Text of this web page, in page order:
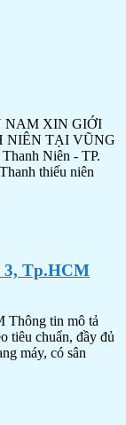
NAM XIN GIỚI
NIÊN TẠI VŨNG
Niên - TP.
thiếu niên
3, Tp.HCM
Thông tin mô tả
tiêu chuẩn, đầy đủ
máy, có sân